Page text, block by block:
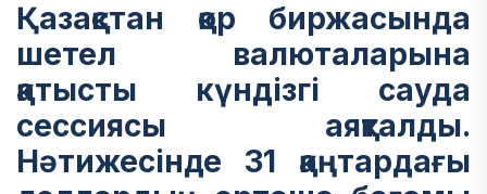
Қазақстан қор биржасында
шетел валюталарына
қатысты күндізгі сауда
сессиясы аяқталды.
Нәтижесінде 31 қаңтардағы